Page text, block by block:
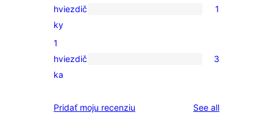
3-
hviezdičkovým
hodnotením
1
recenzia
s
2-
hviezdičkovým
hviezdič
ky
1
3
recenzie
1-
1
hviezdič
ka
3
Pridať moju recenziu See allreviews